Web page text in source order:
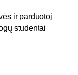
ir parduotoj
studentai